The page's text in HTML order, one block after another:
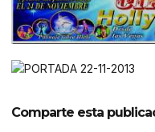
Comparte esta